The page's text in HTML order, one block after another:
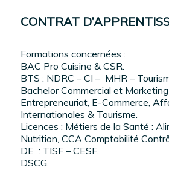
CONTRAT
Formations concernées :
BAC Pro Cuisine & CSR.
BTS : NDRC – CI – MHR –
Bachelor Commercial et
Entrepreneuriat, E-Commerce,
Internationales & Tourisme.
Licences : Métiers de la Santé :
Nutrition, CCA Comptabilité
DE : TISF – CESF.
DSCG.